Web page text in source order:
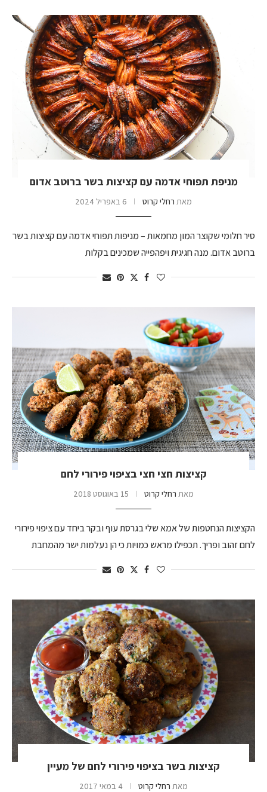
מניפת תפוחי אדמה עם קציצות בשר ברוטב אדום
מאת רחלי קרוט 6 באפריל 2024
סיר חלומי שקוצר המון מחמאות – מניפות תפוחי אדמה עם קציצות בשר
ברוטב אדום. מנה חגיגית ויפהפייה שמכינים בקלות
קציצות חצי חצי בציפוי פירורי לחם
מאת רחלי קרוט 15 באוגוסט 2018
הקציצות הנחטפות של אמא שלי בגרסת עוף ובקר ביחד עם ציפוי פירורי
לחם זהוב ופריך. תכפילו מראש כמויות כי הן נעלמות ישר מהמחבת
קציצות בשר בציפוי פירורי לחם של מעיין
מאת רחלי קרוט 4 במאי 2017